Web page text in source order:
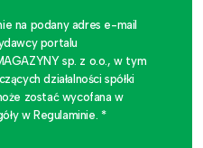
na podany adres e-mail
portalu
sp. z o.o., w tym
działalności spółki
zostać wycofana w
w Regulaminie. *